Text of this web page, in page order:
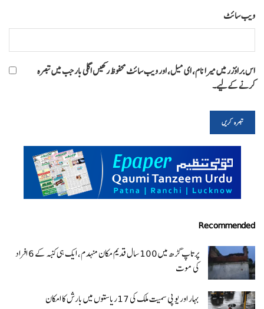
ویب‌ سائٹ
اس براؤزر میں میرا نام، ای میل، اور ویب سائٹ محفوظ رکھیں اگلی بار جب میں تبصرہ
کرنے کےلیے۔
Recommended
پرتاپ گڑھ میں 100 سال قدیم مکان منہدم، ایک ہی کنبہ کے 6 افراد
کی موت
بہار اور یو پی سمیت ملک کی 17ریاستوں میں بارش کا امکان